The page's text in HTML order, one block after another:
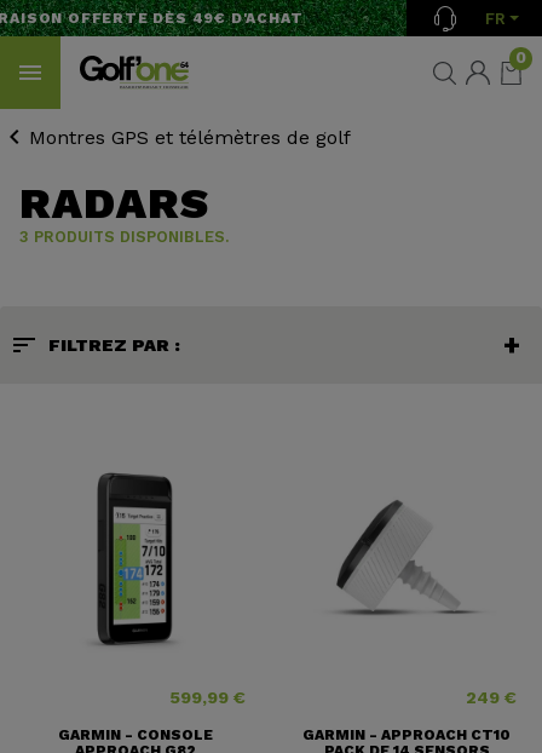
OFFERTE DÈS 49€ D'ACHAT FR
0
Montres GPS et télémètres de golf
RADARS
3 PRODUITS DISPONIBLES.
sort FILTREZ PAR :
Prix
599,99 €
GARMIN - CONSOLE
Prix
249 €
GARMIN - APPROACH CT10